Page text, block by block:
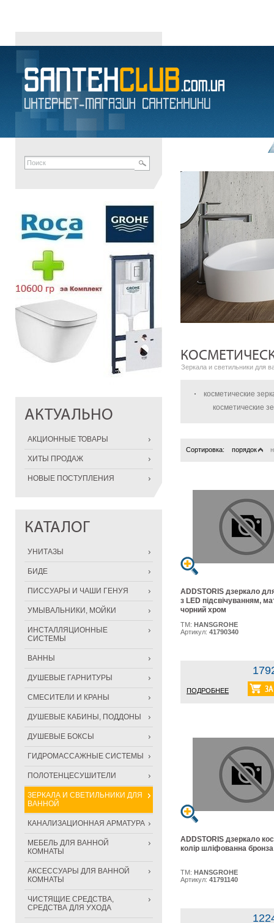
АКТУАЛЬНО
АКЦИОННЫЕ ТОВАРЫ
ХИТЫ ПРОДАЖ
НОВЫЕ ПОСТУПЛЕНИЯ
КАТАЛОГ
УНИТАЗЫ
БИДЕ
ПИССУАРЫ И ЧАШИ ГЕНУЯ
УМЫВАЛЬНИКИ, МОЙКИ
ИНСТАЛЛЯЦИОННЫЕ
СИСТЕМЫ
ВАННЫ
ДУШЕВЫЕ ГАРНИТУРЫ
СМЕСИТЕЛИ И КРАНЫ
ДУШЕВЫЕ КАБИНЫ, ПОДДОНЫ
ДУШЕВЫЕ БОКСЫ
ГИДРОМАССАЖНЫЕ СИСТЕМЫ
ПОЛОТЕНЦЕСУШИТЕЛИ
ЗЕРКАЛА И СВЕТИЛЬНИКИ ДЛЯ
ВАННОЙ
КАНАЛИЗАЦИОННАЯ АРМАТУРА
МЕБЕЛЬ ДЛЯ ВАННОЙ
КОМНАТЫ
АКСЕССУАРЫ ДЛЯ ВАННОЙ
КОМНАТЫ
ЧИСТЯЩИЕ СРЕДСТВА,
СРЕДСТВА ДЛЯ УХОДА
Зеркала и светильники для
косметические
косметические
Сортировка: порядок
ADDSTORIS дзеркало
з LED підсвічуванням,
чорний хром
ТМ: HANSGROHE
Артикул: 41790340
ПОДРОБНЕЕ
ADDSTORIS дзеркало
колір шліфованна бронза
ТМ: HANSGROHE
Артикул: 41791140